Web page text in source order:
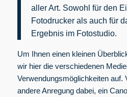
aller Art. Sowohl für den
Fotodrucker als auch für
Ergebnis im Fotostudio.
Um Ihnen einen kleinen
wir hier die verschiedenen
Verwendungsmöglichkeiten auf.
andere Anregung dabei, ein